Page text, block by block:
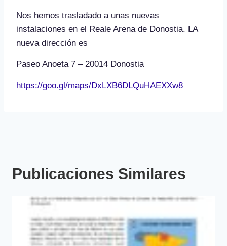
Nos hemos trasladado a unas nuevas
instalaciones en el Reale Arena de Donostia. LA
nueva dirección es
Paseo Anoeta 7 – 20014 Donostia
https://goo.gl/maps/DxLXB6DLQuHAEXXw8
Publicaciones Similares